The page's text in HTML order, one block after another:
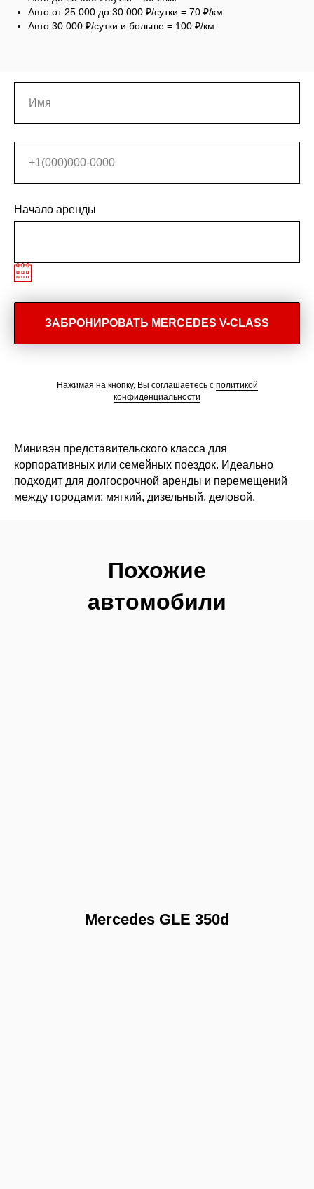
Авто от 25 000 до 30 000 ₽/сутки = 70 ₽/км
Авто 30 000 ₽/сутки и больше = 100 ₽/км
Начало аренды
ЗАБРОНИРОВАТЬ MERCEDES V-CLASS
Нажимая на кнопку, Вы соглашаетесь с политикой
конфиденциальности
Минивэн представительского класса для
корпоративных или семейных поездок. Идеально
подходит для долгосрочной аренды и перемещений
между городами: мягкий, дизельный, деловой.
Похожие
автомобили
Mercedes GLE 350d